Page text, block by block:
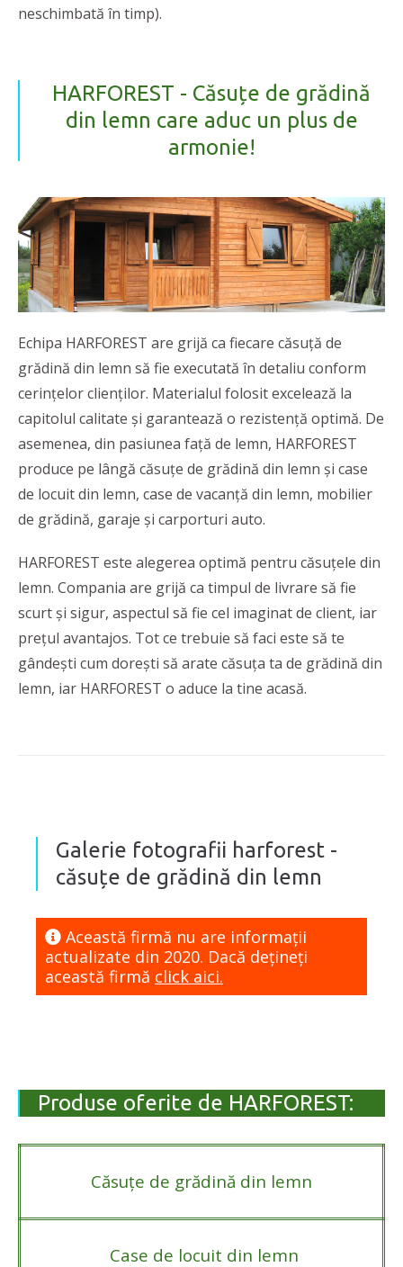
neschimbată în timp).
HARFOREST - Căsuțe de grădină
din lemn care aduc un plus de
armonie!
Echipa HARFOREST are grijă ca fiecare căsuță de
grădină din lemn să fie executată în detaliu conform
cerințelor clienților. Materialul folosit excelează la
capitolul calitate și garantează o rezistență optimă. De
asemenea, din pasiunea față de lemn, HARFOREST
produce pe lângă căsuțe de grădină din lemn și case
de locuit din lemn, case de vacanță din lemn, mobilier
de grădină, garaje și carporturi auto.
HARFOREST este alegerea optimă pentru căsuțele din
lemn. Compania are grijă ca timpul de livrare să fie
scurt și sigur, aspectul să fie cel imaginat de client, iar
prețul avantajos. Tot ce trebuie să faci este să te
gândești cum dorești să arate căsuța ta de grădină din
lemn, iar HARFOREST o aduce la tine acasă.
Galerie fotografii harforest -
căsuțe de grădină din lemn
Această firmă nu are informaţii
actualizate din 2020. Dacă dețineți
această firmă click aici.
Produse oferite de HARFOREST:
Căsuțe de grădină din lemn
Case de locuit din lemn